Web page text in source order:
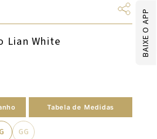
BAIXE O APP
Lian White
Tabela de Medidas
G GG